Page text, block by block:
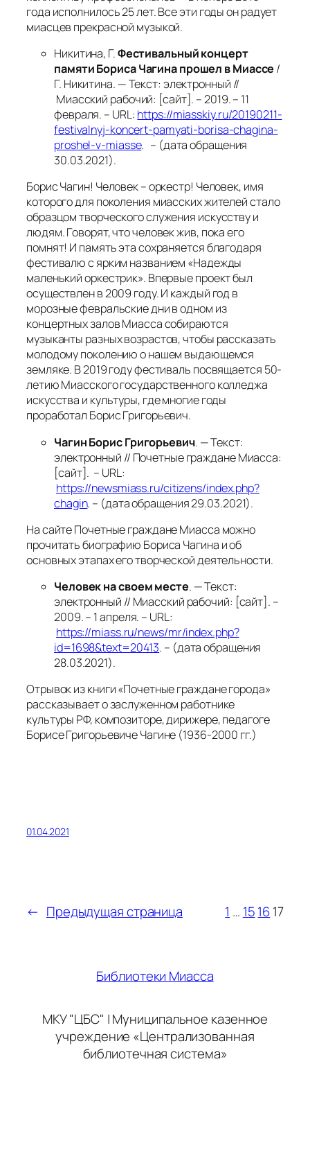
года исполнилось 25 лет. Все эти годы он радует
миасцев прекрасной музыкой.
Никитина, Г.Фестивальныйконцерт
памяти Бориса Чагина прошел в Миассе /
Г. Никитина. — Текст: электронный //
Миасский рабочий: [сайт]. – 2019. – 11
февраля. – URL: https://miasskiy.ru/20190211-
festivalnyj-koncert-pamyati-borisa-chagina-
proshel-v-miasse. – (дата обращения
30.03.2021).
Борис Чагин! Человек – оркестр! Человек, имя
которого для поколения миасских жителей стало
образцом творческого служения искусству и
людям. Говорят, что человек жив, пока его
помнят! И память эта сохраняется благодаря
фестивалю с ярким названием «Надежды
маленький оркестрик». Впервые проект был
осуществлен в 2009 году. И каждый год в
морозные февральские дни в одном из
концертных залов Миасса собираются
музыканты разных возрастов, чтобы рассказать
молодому поколению о нашем выдающемся
земляке. В 2019 году фестиваль посвящается 50-
летию Миасского государственного колледжа
искусства и культуры, где многие годы
проработал Борис Григорьевич.
Чагин Борис Григорьевич. — Текст:
электронный // Почетные граждане Миасса:
[сайт]. – URL:
https://newsmiass.ru/citizens/index.php?
chagin. – (дата обращения 29.03.2021).
На сайте Почетные граждане Миасса можно
прочитать биографию Бориса Чагина и об
основных этапах его творческой деятельности.
Человек на своем месте. — Текст:
электронный // Миасский рабочий: [сайт]. –
2009. – 1 апреля. – URL:
https://miass.ru/news/mr/index.php?
id=1698&text=20413. – (дата обращения
28.03.2021).
Отрывок из книги «Почетные граждане города»
рассказывает о заслуженном работнике
культуры РФ, композиторе, дирижере, педагоге
Борисе Григорьевиче Чагине (1936-2000 гг.)
01.04.2021
← Предыдущая страница 1 … 151617
Библиотеки Миасса
МКУ "ЦБС" | Муниципальное казенное
учреждение «Централизованная
библиотечная система»